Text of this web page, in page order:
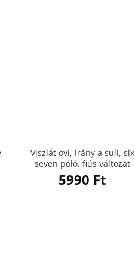
Viszlát ovi, irány a suli, six
seven póló, fiús változat
5990 Ft